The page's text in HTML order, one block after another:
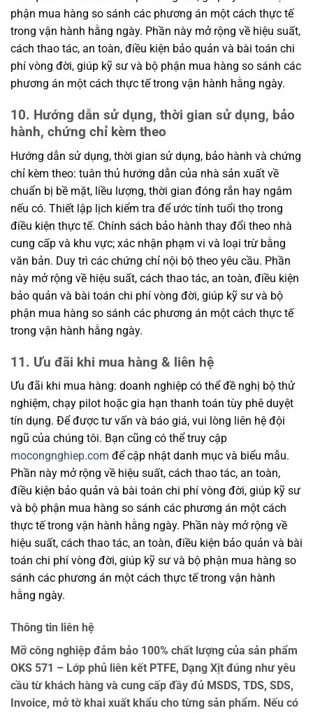
phận mua hàng so sánh các phương án một cách thực tế
trong vận hành hằng ngày. Phần này mở rộng về hiệu suất,
cách thao tác, an toàn, điều kiện bảo quản và bài toán chi
phí vòng đời, giúp kỹ sư và bộ phận mua hàng so sánh các
phương án một cách thực tế trong vận hành hằng ngày.
10. Hướng dẫn sử dụng, thời gian sử dụng, bảo
hành, chứng chỉ kèm theo
Hướng dẫn sử dụng, thời gian sử dụng, bảo hành và chứng
chỉ kèm theo: tuân thủ hướng dẫn của nhà sản xuất về
chuẩn bị bề mặt, liều lượng, thời gian đóng rắn hay ngâm
nếu có. Thiết lập lịch kiểm tra để ước tính tuổi thọ trong
điều kiện thực tế. Chính sách bảo hành thay đổi theo nhà
cung cấp và khu vực; xác nhận phạm vi và loại trừ bằng
văn bản. Duy trì các chứng chỉ nội bộ theo yêu cầu. Phần
này mở rộng về hiệu suất, cách thao tác, an toàn, điều kiện
bảo quản và bài toán chi phí vòng đời, giúp kỹ sư và bộ
phận mua hàng so sánh các phương án một cách thực tế
trong vận hành hằng ngày.
11. Ưu đãi khi mua hàng & liên hệ
Ưu đãi khi mua hàng: doanh nghiệp có thể đề nghị bộ thử
nghiệm, chạy pilot hoặc gia hạn thanh toán tùy phê duyệt
tín dụng. Để được tư vấn và báo giá, vui lòng liên hệ đội
ngũ của chúng tôi. Bạn cũng có thể truy cập
mocongnghiep.com để cập nhật danh mục và biểu mẫu.
Phần này mở rộng về hiệu suất, cách thao tác, an toàn,
điều kiện bảo quản và bài toán chi phí vòng đời, giúp kỹ sư
và bộ phận mua hàng so sánh các phương án một cách
thực tế trong vận hành hằng ngày. Phần này mở rộng về
hiệu suất, cách thao tác, an toàn, điều kiện bảo quản và bài
toán chi phí vòng đời, giúp kỹ sư và bộ phận mua hàng so
sánh các phương án một cách thực tế trong vận hành
hằng ngày.
Thông tin liên hệ
Mỡ công nghiệp đảm bảo 100% chất lượng của sản phẩm
OKS 571 – Lớp phủ liên kết PTFE, Dạng Xịt đúng như yêu
cầu từ khách hàng và cung cấp đầy đủ MSDS, TDS, SDS,
Invoice, mở tờ khai xuất khẩu cho từng sản phẩm. Nếu có